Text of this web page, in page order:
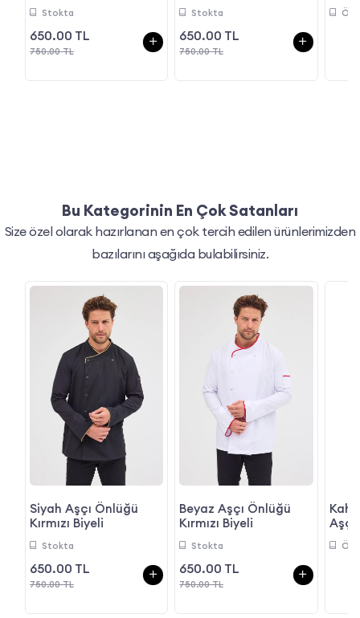
Stokta
650.00 TL
750.00 TL
Stokta
650.00 TL
750.00 TL
Bu Kategorinin En Çok Satanları
Size özel olarak hazırlanan en çok tercih edilen ürünlerimizden
bazılarını aşağıda bulabilirsiniz.
Siyah Aşçı Önlüğü
Kırmızı Biyeli
Stokta
650.00 TL
750.00 TL
Beyaz Aşçı Önlüğü
Kırmızı Biyeli
Stokta
650.00 TL
750.00 TL